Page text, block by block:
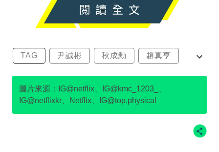
TAG 尹誠彬 秋成勳 趙真亨
金民澈
圖片來源：IG@netflix、IG@kmc_1203_、
IG@netflixkr、Netflix、IG@top.physical